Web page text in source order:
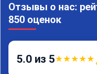
Отзывы о нас:
850 оценок
5.0 из 5★★★★★